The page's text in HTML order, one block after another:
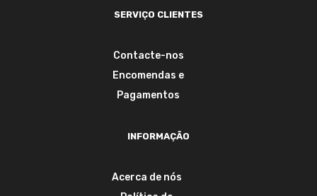
SERVIÇO CLIENTES
Contacte-nos
Encomendas e
Pagamentos
INFORMAÇÃO
Acerca de nós